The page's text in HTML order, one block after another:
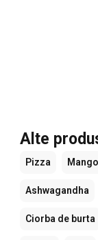
Alte
Pizza Mango
Ashwagandha
Ciorba de burta